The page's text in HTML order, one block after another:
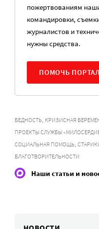
пожертвованиям
командировки,
журналистов и
нужны средства.
ПОМОЧЬ
БЕДНОСТЬ, КРИЗИСНАЯ
ПРОЕКТЫ СЛУЖБЫ
СОЦИАЛЬНАЯ ПОМОЩЬ,
БЛАГОТВОРИТЕЛЬНОСТИ
Наши статьи и